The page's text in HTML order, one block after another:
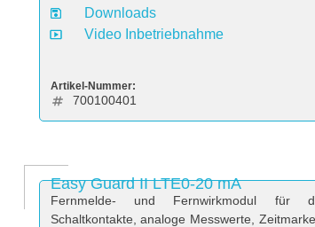
Downloads
Video Inbetriebnahme
Artikel-Nummer:
700100401
Easy Guard II LTE0-20 mA
Fernmelde- und Fernwirkmodul für
Schaltkontakte, analoge Messwerte,